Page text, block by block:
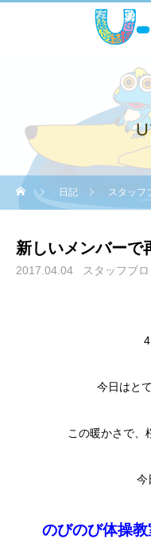
日記 スタッフ
新しいメンバー
2017.04.04 スタッフブ
今日はと
この暖かさで、
今
のびのび体操教